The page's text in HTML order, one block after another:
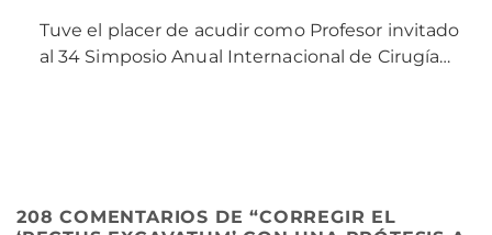
Tuve el placer de acudir como Profesor invitado
al 34 Simposio Anual Internacional de Cirugía…
208 COMENTARIOS DE “CORREGIR EL